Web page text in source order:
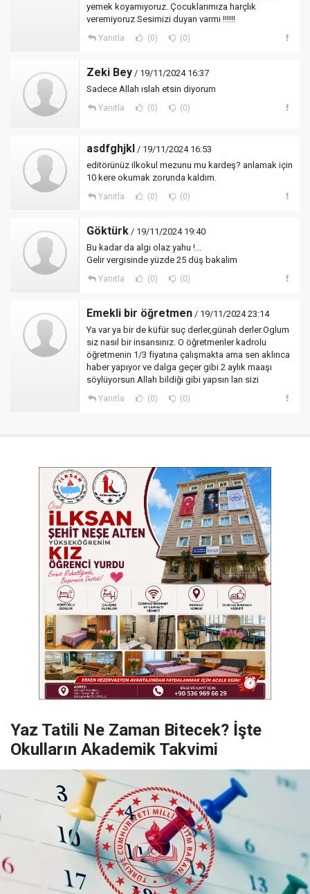
yemek koyamıyoruz. Çocuklarımıza harçlık
veremiyoruz Sesimizi duyan varmı !!!!!!
Yanıtla (0) (0)
Zeki Bey / 19/11/2024 16:37
Sadece Allah ıslah etsin diyorum
Yanıtla (0) (0)
asdfghjkl / 19/11/2024 16:53
editörünüz ilkokul mezunu mu kardeş? anlamak için
10 kere okumak zorunda kaldım.
Yanıtla (0) (0)
Göktürk / 19/11/2024 19:40
Bu kadar da algı olaz yahu !...
Gelir vergisinde yüzde 25 düş bakalim
Yanıtla (0) (0)
Emekli bir öğretmen / 19/11/2024 23:14
Ya var ya bir de küfür suç derler,günah derler.Oglum
siz nasıl bir insansınız. O öğretmenler kadrolu
öğretmenin 1/3 fiyatına çalışmakta ama sen aklınca
haber yapıyor ve dalga geçer gibi 2 aylık maaşı
söylüyorsun.Allah bildiği gibi yapsın lan sizi
Yanıtla (0) (0)
Yaz Tatili Ne Zaman Bitecek? İşte
Okulların Akademik Takvimi